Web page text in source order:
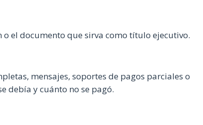
o el documento que sirva como título ejecutivo.
mensajes, soportes de pagos parciales o
debía y cuánto no se pagó.